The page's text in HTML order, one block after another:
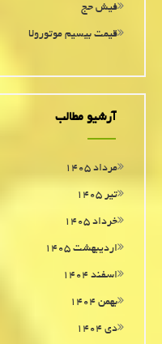
فیش حج
قیمت بیسیم موتورولا
آرشیو مطالب
مرداد ۱۴۰۵
تیر ۱۴۰۵
خرداد ۱۴۰۵
اردیبهشت ۱۴۰۵
اسفند ۱۴۰۴
بهمن ۱۴۰۴
دی ۱۴۰۴